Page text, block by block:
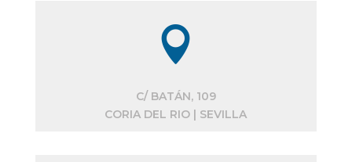

C/ BATÁN, 109
CORIA DEL RIO | SEVILLA